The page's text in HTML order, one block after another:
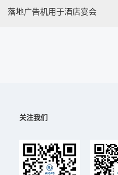
落地广告机用于酒店宴会
关注我们